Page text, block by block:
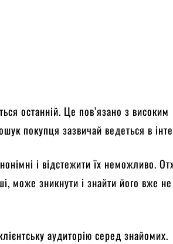
останній. Це пов’язано з високим
покупця зазвичай ведеться в
і відстежити їх неможливо.
може зникнути і знайти його вже не
аудиторію серед знайомих.